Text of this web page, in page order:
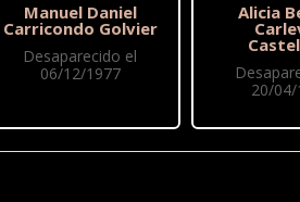
Manuel Daniel
Carricondo Golvier
Desaparecido el
06/12/1977
Alicia
20/